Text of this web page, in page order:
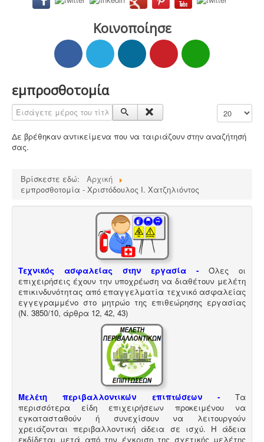
ανελκυστήρα, συντήρησης, πιστοποίησης και έκδοσης
βεβαίωσης καταχώρησης στην αρμόδια υπηρεσία.
Ενεργειακά πιστοποιητικά -
μισθώσεις, ανακαινίσεις και μονώσεις κατοικιών -
επαγγελματικών χώρων προαπαιτούν την ύπαρξη
ενεργειακού πιστοποιητικού
κοινού, γραφείων και εμπορικών
καταστημάτων οφείλουν να επανακαθορίσουν μέτρα
διατάξεις (ΠΥΔ 16/15, 3/15, 17/16 & /17).
Συλλογή και μεταφορά λιπαντικών - ορυκτέλαιων Η
δραστηριότητα συλλογής και μεταφοράςεπικίνδυνων
χρησιμοποιημένων ορυκτέλαιων - λιπαντικών ασκείται
μετά από την έκδοση άδειας επικινδύνων. Η άδεια
εκδίδεται μετά από την έγκριση της σχετικής
περιβαλλοντικής μελέτης οργάνωσης του δικτύου
συλλογής και μεταφοράς και της ασφάλισης
περιβαλλοντικής ευθύνης.
Μελέτη HACCP υγειονομικού ενδιαφέροντος
καταστήματα υγειονομικού ενδιαφέροντος,
βρεφονηπιακοί, μονάδες φροντίδας, παλιά & νέα,
υποχρεούνται να διαθέτουν μελέτη διεργασιών
HACCP από επαγγελματία
Κοινοποίησε
εμπροσθοτομία
Εισάγετε μέρος του τίτλου. Εμφάνιση #
Δε βρέθηκαν αντικείμενα που να ταιριάζουν στην αναζήτησή
σας.
Βρίσκεστε εδώ:
Αρχική
εμπροσθοτομία - Χριστόδουλος Ι. Χατζηλιόντος
Τεχνικός ασφαλείας στην εργασία -
Όλες οι
επιχειρήσεις έχουν την υποχρέωση να διαθέτουν μελέτη
επικινδυνότητας από επαγγελματία τεχνικό ασφαλείας
εγγεγραμμένο στο μητρώο της επιθεώρησης εργασίας
(Ν. 3850/10, άρθρα 12, 42, 43)
Μελέτη περιβαλλοντικών επιπτώσεων -
Τα
περισσότερα είδη επιχειρήσεων προκειμένου να
εγκατασταθούν ή συνεχίσουν να λειτουργούν
χρειάζονται περιβαλλοντική άδεια σε ισχύ. Η άδεια
εκδίδεται μετά από την έγκριση της σχετικής μελέτης